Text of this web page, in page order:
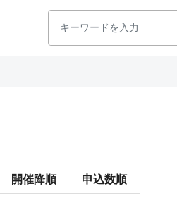
開催降順 申込数順